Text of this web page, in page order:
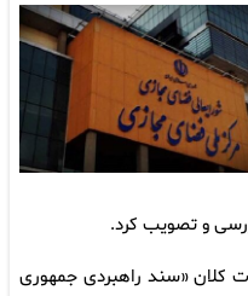
و تصویب کرد.
کلان «سند راهبردی جمهوری